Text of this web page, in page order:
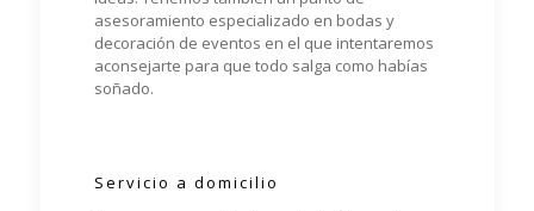
asesoramiento especializado en bodas y
decoración de eventos en el que intentaremos
aconsejarte para que todo salga como habías
soñado.
Servicio a domicilio